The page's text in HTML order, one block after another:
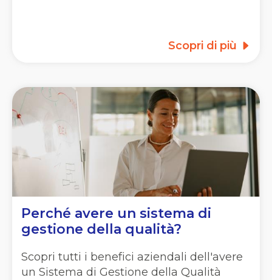
Scopri di più
Perché avere un sistema di
gestione della qualità?
Scopri tutti i benefici aziendali dell'avere
un Sistema di Gestione della Qualità